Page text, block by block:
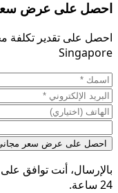
احصل على عرض
Singapore
احصل على عرض سعر
بالإرسال، أنت توافق
24 ساعة.